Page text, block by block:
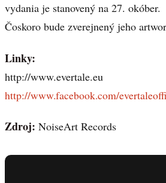
vydania je stanovený na 27. okóber.
Čoskoro bude zverejnený jeho
Linky:
http://www.evertale.eu
http://www.facebook.com/
Zdroj: NoiseArt Records